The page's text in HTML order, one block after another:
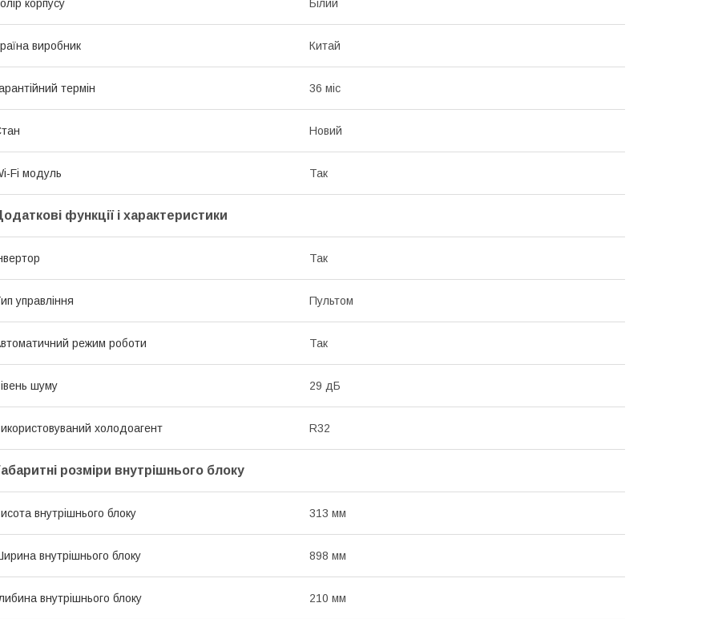
корпусу Білий
виробник Китай
термін 36 міс
Новий
Fi модуль Так
функції і характеристики
Так
управління Пультом
режим роботи Так
шуму 29 дБ
холодоагент R32
розміри внутрішнього блоку
внутрішнього блоку 313 мм
внутрішнього блоку 898 мм
внутрішнього блоку 210 мм